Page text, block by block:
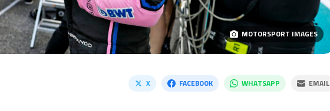
MOTORSPORT IMAGES
X FACEBOOK WHATSAPP EMAIL